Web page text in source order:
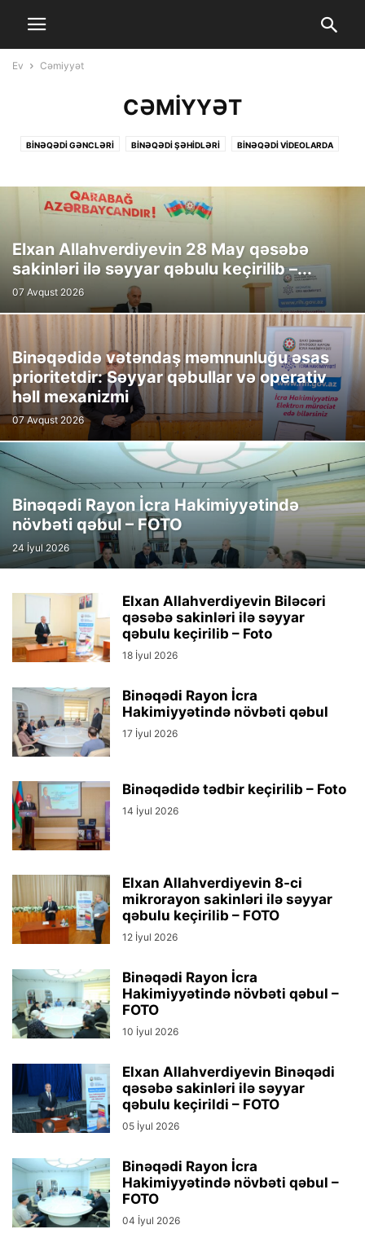
Ev Cəmiyyət
CƏMIYYƏT
BINƏQƏDI GƏNCLƏRI BİNƏQƏDİ ŞƏHİDLƏRİ BINƏQƏDI VIDEOLARDA
İCRA HAKIMIYYƏTI MANŞET SƏHIYYƏ TƏHSIL XƏBƏRLƏR
YENI XƏBƏRLƏR
Elxan Allahverdiyevin 28 May qəsəbə
sakinləri ilə səyyar qəbulu keçirilib –...
07 Avqust 2026
Binəqədidə vətəndaş məmnunluğu əsas
prioritetdir: Səyyar qəbullar və operativ
həll mexanizmi
07 Avqust 2026
Binəqədi Rayon İcra Hakimiyyətində
növbəti qəbul – FOTO
24 İyul 2026
Elxan Allahverdiyevin Biləcəri
qəsəbə sakinləri ilə səyyar
qəbulu keçirilib – Foto
18 İyul 2026
Binəqədi Rayon İcra
Hakimiyyətində növbəti qəbul
17 İyul 2026
Binəqədidə tədbir keçirilib – Foto
14 İyul 2026
Elxan Allahverdiyevin 8-ci
mikrorayon sakinləri ilə səyyar
qəbulu keçirilib – FOTO
12 İyul 2026
Binəqədi Rayon İcra
Hakimiyyətində növbəti qəbul –
FOTO
10 İyul 2026
Elxan Allahverdiyevin Binəqədi
qəsəbə sakinləri ilə səyyar
qəbulu keçirildi – FOTO
05 İyul 2026
Binəqədi Rayon İcra
Hakimiyyətində növbəti qəbul –
FOTO
04 İyul 2026